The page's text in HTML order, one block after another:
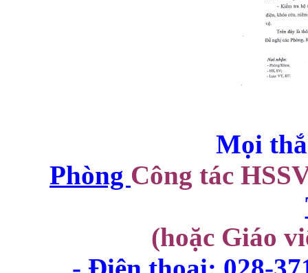
Mọi
Phòng Công tác
(hoặc Giáo